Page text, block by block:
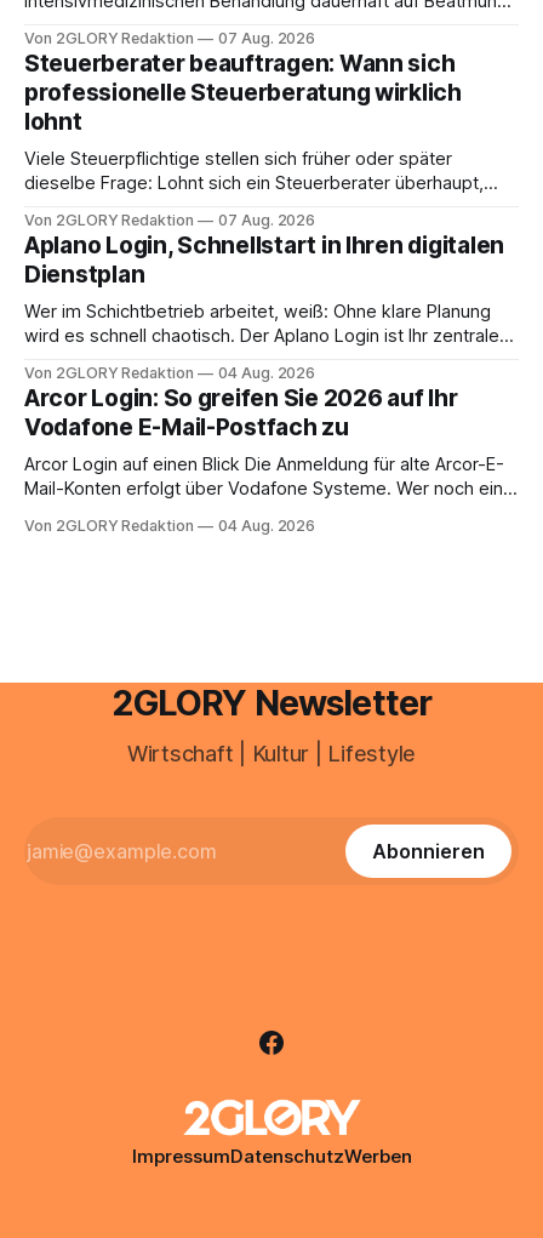
angewiesen ist, stellt sich für Familien eine schwierige
Frage: Muss die Versorgung dauerhaft in der Klinik bleiben –
oder ist ein Leben zu Hause möglich? Die außerklinische
Intensivpflege bietet genau diese Alternative: Sie
Von 2GLORY Redaktion 07 Aug. 2026
Steuerberater beauftragen: Wann sich
professionelle Steuerberatung wirklich
lohnt
Viele Steuerpflichtige stellen sich früher oder später
dieselbe Frage: Lohnt sich ein Steuerberater überhaupt,
erledigen? Die kurze Antwort: Bei einfachen
Einkommensverhältnissen reicht häufig eine Steuersoftware
aus – sobald jedoch mehrere Einkunftsarten
zusammentreffen oder größere finanzielle Veränderungen
anstehen, zahlt sich professionelle Unterstützung meist
Von 2GLORY Redaktion 07 Aug. 2026
Aplano Login, Schnellstart in Ihren digitalen
Dienstplan
Wer im Schichtbetrieb arbeitet, weiß: Ohne klare Planung
wird es schnell chaotisch. Der Aplano Login ist Ihr zentraler
abwesenheiten und die gesamte kommunikation rund um
Ihr personal digital zu organisieren. In diesem Leitfaden
erfahren Sie alles, was Sie für einen reibungslosen Einstieg
brauchen, von der Registrierung
Von 2GLORY Redaktion 04 Aug. 2026
Arcor Login: So greifen Sie 2026 auf Ihr
Vodafone E-Mail-Postfach zu
Arcor Login auf einen Blick Die Anmeldung für alte Arcor-E-
Mail-Konten erfolgt über Vodafone Systeme. Wer noch eine
besitzt, loggt sich heute über das Vodafone E-Mail & Cloud
Von 2GLORY Redaktion 04 Aug. 2026
2GLORY Newsletter
Wirtschaft | Kultur | Lifestyle
Abonnieren
ImpressumDatenschutzWerben